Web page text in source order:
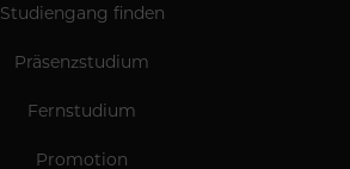
Studiengang finden
Präsenzstudium
Fernstudium
Promotion